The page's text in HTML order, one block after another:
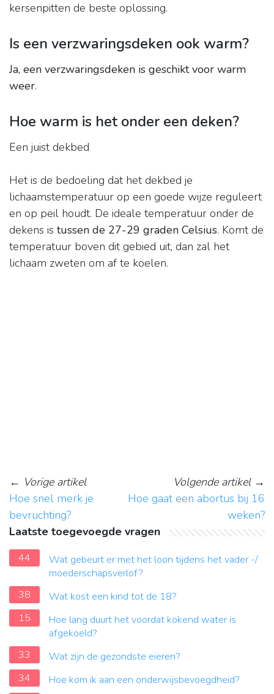
kersenpitten de beste oplossing.
Is een verzwaringsdeken ook warm?
Ja, een verzwaringsdeken is geschikt voor warm
weer.
Hoe warm is het onder een deken?
Een juist dekbed
Het is de bedoeling dat het dekbed je
lichaamstemperatuur op een goede wijze reguleert
en op peil houdt. De ideale temperatuur onder de
dekens is tussen de 27-29 graden Celsius. Komt de
temperatuur boven dit gebied uit, dan zal het
lichaam zweten om af te koelen.
← Vorige artikel
Hoe snel merk je
bevruchting?
Volgende artikel→
Hoe gaat een abortus bij 16
weken?
Laatste toegevoegde vragen
44
Wat gebeurt er met het loon tijdens het vader -/
moederschapsverlof?
38
Wat kost een kind tot de 18?
15
Hoe lang duurt het voordat kokend water is
afgekoeld?
33
Wat zijn de gezondste eieren?
34
Hoe kom ik aan een onderwijsbevoegdheid?